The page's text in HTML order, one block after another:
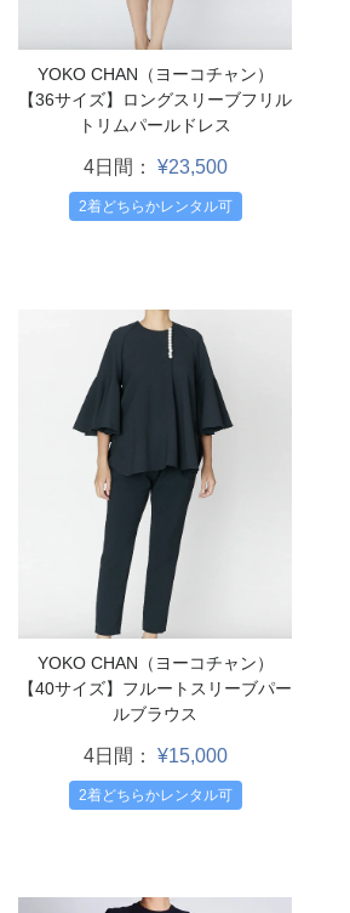
YOKO CHAN（ヨーコチャン）
【36サイズ】ロングスリーブフリル
トリムパールドレス
4日間： ¥23,500
2着どちらかレンタル可
YOKO CHAN（ヨーコチャン）
【40サイズ】フルートスリーブパー
ルブラウス
4日間： ¥15,000
2着どちらかレンタル可